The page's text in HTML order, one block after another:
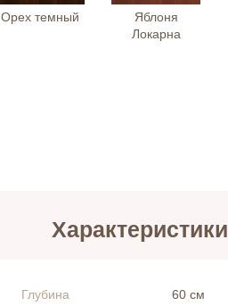
Орех темный
Яблоня
Локарна
Характеристики
Глубина
60 см